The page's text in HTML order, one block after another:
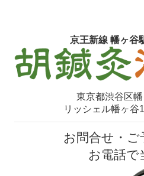
京王新線 幡ヶ谷
東京都渋谷区
リッシェル幡ヶ谷
お問合せ・ご
お電話で